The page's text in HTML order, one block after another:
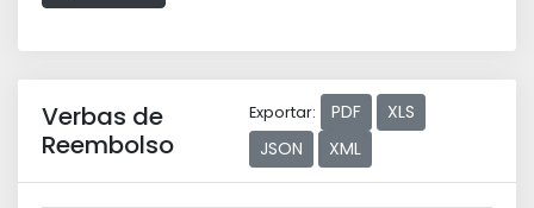
Verbas de
Reembolso
Exportar: PDF
XLS
JSON
XML